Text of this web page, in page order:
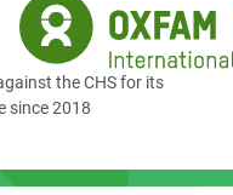
the CHS for its
since 2018